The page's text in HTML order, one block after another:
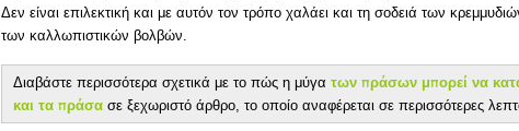
Δεν είναι επιλεκτική και με αυτόν τον τρόπο χαλάει και τη σοδειά των
των καλλωπιστικών βολβών.
Διαβάστε περισσότερα σχετικά με το πώς η μύγα των πράσων μπορεί να
και τα πράσα σε ξεχωριστό άρθρο, το οποίο αναφέρεται σε περισσότερες